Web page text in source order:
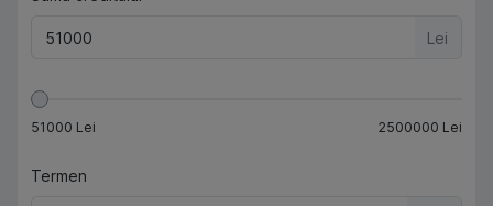
Lei
51000 Lei 2500000 Lei
Termen